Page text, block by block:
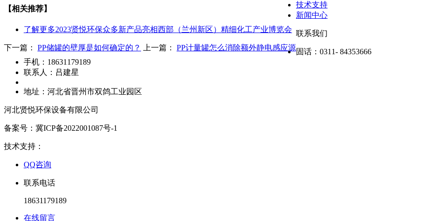
【相关推荐】
了解更多2023贤悦环保众多新产品亮相西部（兰州新区）精细化工产业博览会
下一篇： PP储罐的壁厚是如何确定的？ 上一篇： PP计量罐怎么消除额外静电感应源
技术支持
新闻中心
联系我们
固话： 0311- 84353666
手机： 18631179189
联系人： 吕建星
地址： 河北省晋州市双鸽工业园区
河北贤悦环保设备有限公司
备案号：冀ICP备2022001087号-1
技术支持：
QQ咨询
联系电话
18631179189
在线留言